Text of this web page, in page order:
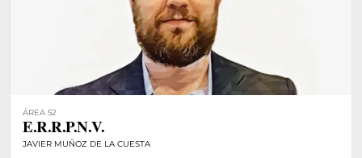
ÁREA 52
E.R.R.P.N.V.
JAVIER MUÑOZ DE LA CUESTA